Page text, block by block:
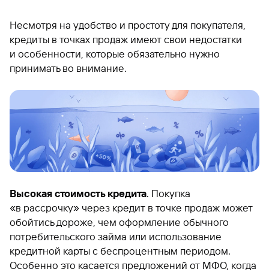
Несмотря на удобство и простоту для покупателя,
кредиты в точках продаж имеют свои недостатки
и особенности, которые обязательно нужно
принимать во внимание.
Высокая стоимость кредита. Покупка
«в рассрочку» через кредит в точке продаж может
обойтись дороже, чем оформление обычного
потребительского займа или использование
кредитной карты с беспроцентным периодом.
Особенно это касается предложений от МФО, когда